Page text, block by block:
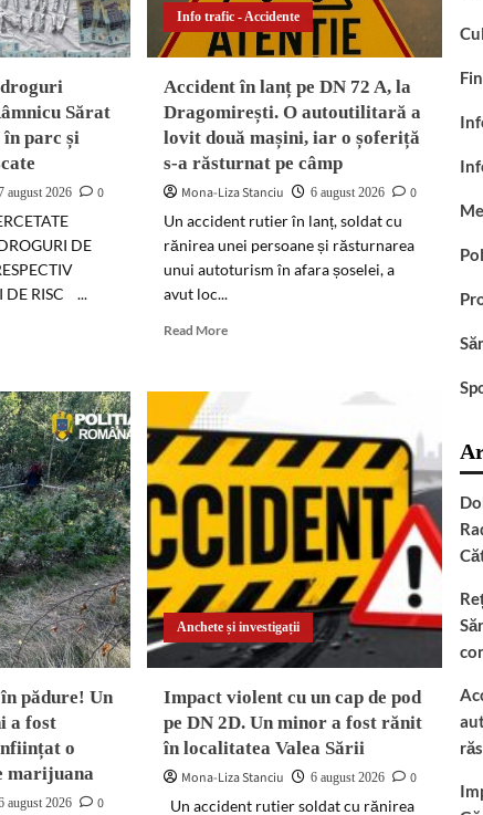
droguri
Sărat
în parc și
august 2026
0
DE
DE RISC ...
Info trafic - Accidente
Accident în lanț pe DN 72 A, la
Dragomirești. O autoutilitară a
lovit două mașini, iar o șoferiță
s-a răsturnat pe câmp
Mona-Liza Stanciu 6 august 2026
0
Un accident rutier în lanț, soldat cu
rănirea unei persoane și răsturnarea
unui autoturism în afara șoselei, a
avut loc...
Read MoreRead
lanț
pe
DN
A,
la
Dragomirești.
O
autoutilitară
a
lovit
două
iar
o
șoferiță
s-
răsturnat
pădure! Un
a fost
o
marijuana
august 2026
0
Anchete și investigații
Impact violent cu un cap de pod
pe DN 2D. Un minor a fost rănit
în localitatea Valea Sării
Mona-Liza Stanciu 6 august 2026
0
Un accident rutier soldat cu rănirea